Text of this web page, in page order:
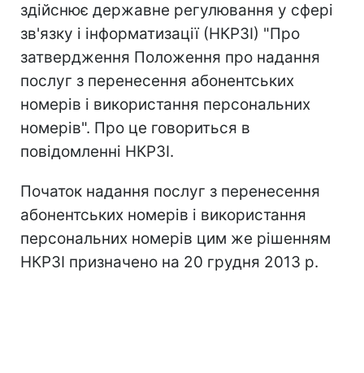
здійснює державне регулювання у сфері
зв'язку і інформатизації (НКРЗІ) "Про
затвердження Положення про надання
послуг з перенесення абонентських
номерів і використання персональних
номерів". Про це говориться в
повідомленні НКРЗІ.
Початок надання послуг з перенесення
абонентських номерів і використання
персональних номерів цим же рішенням
НКРЗІ призначено на 20 грудня 2013 р.